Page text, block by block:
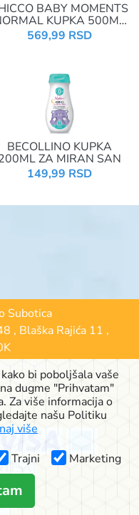
BABY MOMENTS
KUPKA 500ML
RELAX
569,99 RSD
BECOLLINO KUPKA
ZA MIRAN SAN
149,99 RSD
Subotica
, Blaška Rajića 11 ,
Srbija
bi poboljšala vaše
dugme "Prihvatam"
Za više informacija o
našu Politiku
više
Trajni Marketing